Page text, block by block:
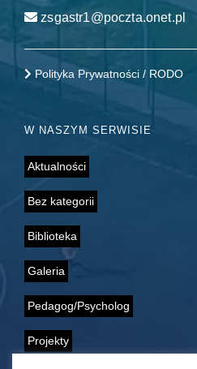
zsgastr1@poczta.onet.pl
Polityka Prywatności / RODO
W NASZYM SERWISIE
Aktualności
Bez kategorii
Biblioteka
Galeria
Pedagog/Psycholog
Projekty